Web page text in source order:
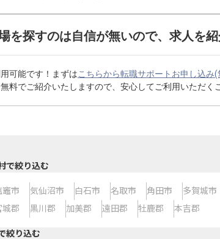
を探すのは自信が無いので、求人を
可能です！まずはこちらから転職サポートお申し込み(
料でご紹介いたしますので、安心してご利用いただく
で絞り込む
竈市 気仙沼市 白石市 名取市 角田市 多賀城市
城郡 黒川郡 加美郡 遠田郡 牡鹿郡 本吉郡
絞り込む